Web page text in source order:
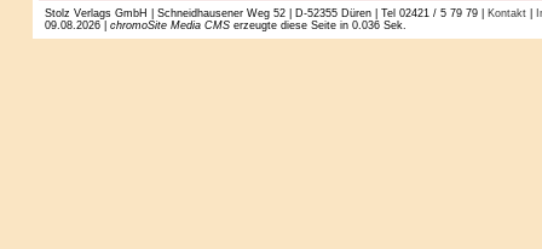
Stolz Verlags GmbH | Schneidhausener Weg 52 | D-52355 Düren | Tel 02421 / 5 79 79 | Kontakt|
09.08.2026 | chromoSite Media CMSerzeugte diese Seite in 0.036 Sek.